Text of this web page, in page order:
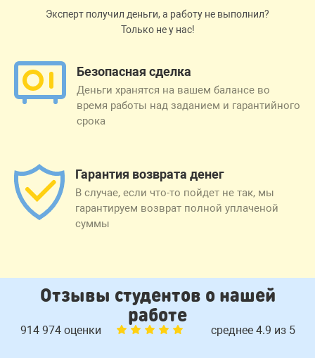
Эксперт получил деньги, а работу не выполнил?
Только не у нас!
Безопасная сделка
Деньги хранятся на вашем балансе во
время работы над заданием и гарантийного
срока
Гарантия возврата денег
В случае, если что-то пойдет не так, мы
гарантируем возврат полной уплаченой
суммы
Отзывы студентов о нашей
работе
914 974 оценки среднее 4.9 из 5